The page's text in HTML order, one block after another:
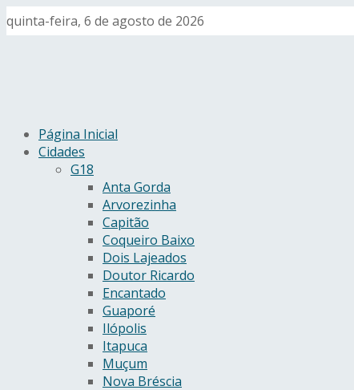
quinta-feira, 6 de agosto de 2026
Página Inicial
Cidades
G18
Anta Gorda
Arvorezinha
Capitão
Coqueiro Baixo
Dois Lajeados
Doutor Ricardo
Encantado
Guaporé
Ilópolis
Itapuca
Muçum
Nova Bréscia